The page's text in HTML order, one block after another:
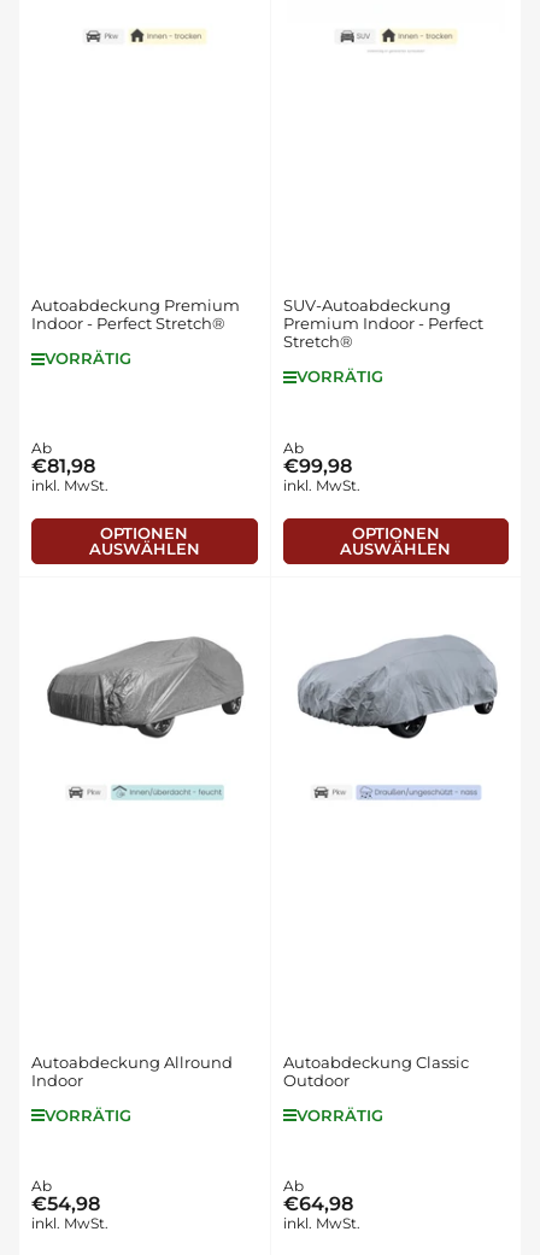
c
h
Autoabdeckung Premium
Indoor - Perfect Stretch®
VORRÄTIG
Normaler
Preis
Ab
€81,98
inkl. MwSt.
OPTIONEN
AUSWÄHLEN
SUV-Autoabdeckung
Premium Indoor - Perfect
Stretch®
VORRÄTIG
Normaler
Preis
Ab
€99,98
inkl. MwSt.
OPTIONEN
AUSWÄHLEN
Autoabdeckung Allround
Indoor
VORRÄTIG
Normaler
Preis
Ab
€54,98
inkl. MwSt.
Autoabdeckung Classic
Outdoor
VORRÄTIG
Normaler
Preis
Ab
€64,98
inkl. MwSt.